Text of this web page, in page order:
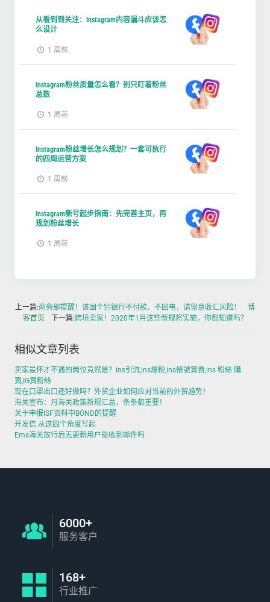
从看到到关注：Instagram内容漏斗应该怎
么设计
1 周前
Instagram粉丝质量怎么看？别只盯着粉丝
总数
1 周前
Instagram粉丝增长怎么规划？一套可执行
的四周运营方案
1 周前
Instagram新号起步指南：先完善主页，再
规划粉丝增长
1 周前
上一篇:商务部提醒！该国个别银行不付款、不回电，请留意收汇风险！
博
客首页
下一篇:跨境卖家！2020年1月这些新规将实施，你都知道吗？
相似文章列表
卖家最怀才不遇的岗位竟然是？ins引流,ins爆粉,ins帳號買賣,ins 粉絲 購
買,IG買粉絲
现在口罩出口还好做吗？外贸企业如何应对当前的外贸趋势！
海关宣布：月海关政策新规汇总，条条都重要！
关于申报ISF资料中BOND的提醒
开发信 从这四个角度写起
Ems海关放行后无更新用户能收到邮件吗
6000+
服务客户
168+
行业推广